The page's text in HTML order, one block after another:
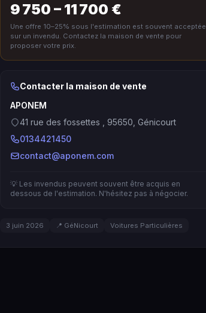
9 750 – 11 700 €
Une offre 10–25% sous l'estimation est souvent acceptée
sur un invendu. Contactez la maison de vente pour
proposer votre prix.
Contacter la maison de vente
APONEM
41 rue des fossettes , 95650, Génicourt
0134421450
contact@aponem.com
💡 Les invendus peuvent souvent être acquis en
dessous de l'estimation. N'hésitez pas à négocier.
3 juin 2026 📍 GéNicourt Voitures Particulières